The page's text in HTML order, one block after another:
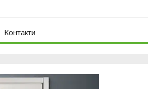
Контакти